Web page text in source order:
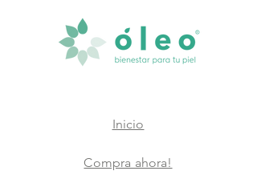
Inicio
Compra ahora!